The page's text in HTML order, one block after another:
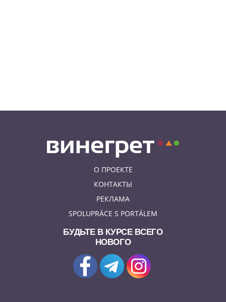
О ПРОЕКТЕ
КОНТАКТЫ
РЕКЛАМА
SPOLUPRÁCE S PORTÁLEM
БУДЬТЕ В КУРСЕ ВСЕГО
НОВОГО